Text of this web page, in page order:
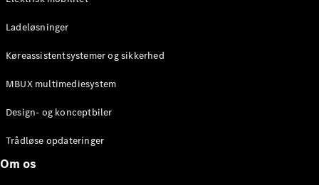
Ladeløsninger
Køreassistentsystemer og sikkerhed
MBUX multimediesystem
Design- og konceptbiler
Trådløse opdateringer
Om os